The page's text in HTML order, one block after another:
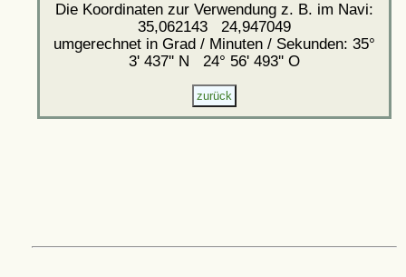
Die Koordinaten zur Verwendung z. B. im Navi:
35,062143 24,947049
umgerechnet in Grad / Minuten / Sekunden: 35°
3' 437'' N 24° 56' 493'' O